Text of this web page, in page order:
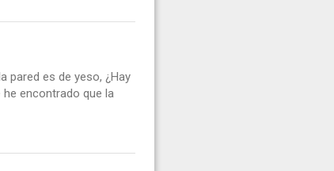
pared es de yeso, ¿Hay
he encontrado que la